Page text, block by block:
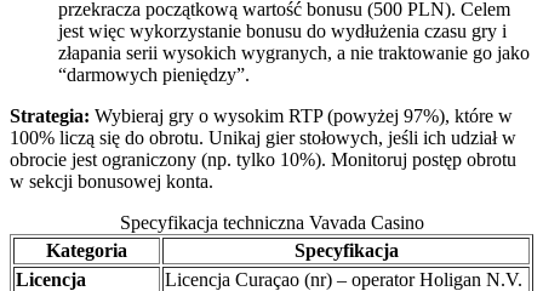
przekracza początkową wartość bonusu (500 PLN). Celem
jest więc wykorzystanie bonusu do wydłużenia czasu gry i
złapania serii wysokich wygranych, a nie traktowanie go jako
“darmowych pieniędzy”.
Strategia: Wybieraj gry o wysokim RTP (powyżej 97%), które w
100% liczą się do obrotu. Unikaj gier stołowych, jeśli ich udział w
obrocie jest ograniczony (np. tylko 10%). Monitoruj postęp obrotu
w sekcji bonusowej konta.
Specyfikacja techniczna Vavada Casino
Kategoria
Specyfikacja
Licencja
Licencja Curaçao (nr) – operator Holigan N.V.